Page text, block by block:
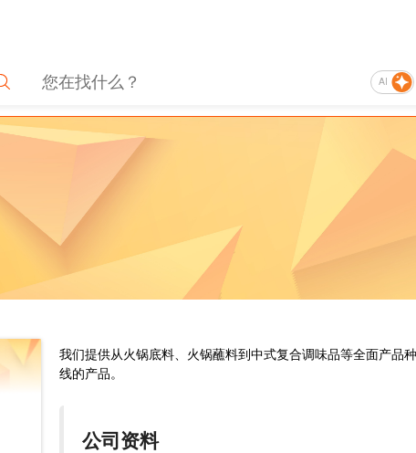
AI
我们提供从火锅底料、火锅蘸料到中式复合调味品等全面产品
线的产品。
公司资料